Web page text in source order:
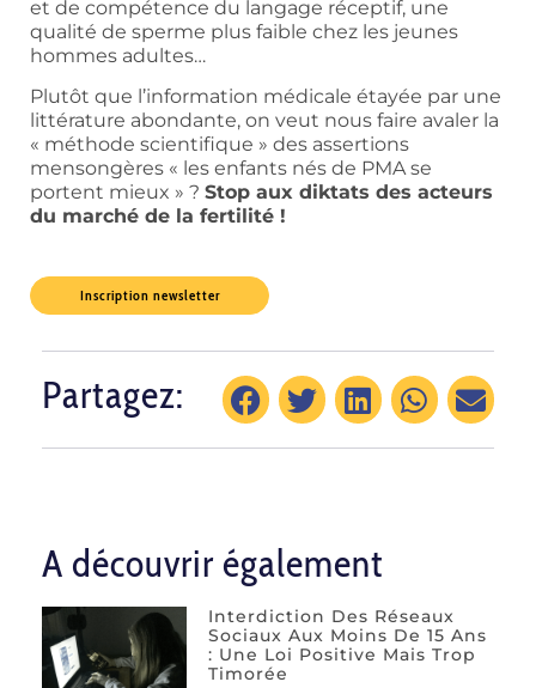
et de compétence du langage réceptif, une
qualité de sperme plus faible chez les jeunes
hommes adultes…
Plutôt que l’information médicale étayée par une
littérature abondante, on veut nous faire avaler la
« méthode scientifique » des assertions
mensongères « les enfants nés de PMA se
portent mieux » ? Stop aux diktats des acteurs
du marché de la fertilité !
Inscription newsletter
Partagez:
A découvrir également
Interdiction Des Réseaux
Sociaux Aux Moins De 15 Ans
: Une Loi Positive Mais Trop
Timorée